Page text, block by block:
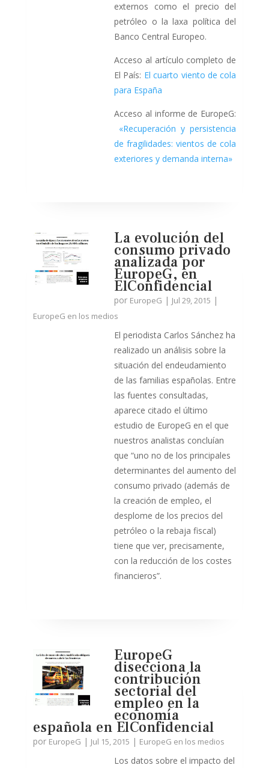
externos como el precio del
petróleo o la laxa política del
Banco Central Europeo.
Acceso al artículo completo de
El País: El cuarto viento de cola
para España
Acceso al informe de EuropeG:
«Recuperación y persistencia
de fragilidades: vientos de cola
exteriores y demanda interna»
La evolución del
consumo privado
analizada por
EuropeG, en
ElConfidencial
por EuropeG | Jul 29, 2015 |
EuropeG en los medios
El periodista Carlos Sánchez ha
realizado un análisis sobre la
situación del endeudamiento
de las familias españolas. Entre
las fuentes consultadas,
aparece citado el último
estudio de EuropeG en el que
nuestros analistas concluían
que “uno no de los principales
determinantes del aumento del
consumo privado (además de
la creación de empleo, el
desplome de los precios del
petróleo o la rebaja fiscal)
tiene que ver, precisamente,
con la reducción de los costes
financieros”.
EuropeG
disecciona la
contribución
sectorial del
empleo en la
economía
española en ElConfidencial
por EuropeG | Jul 15, 2015 | EuropeG en los medios
Los datos sobre el impacto del